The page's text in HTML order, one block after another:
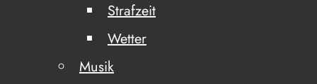
Strafzeit
Wetter
Musik